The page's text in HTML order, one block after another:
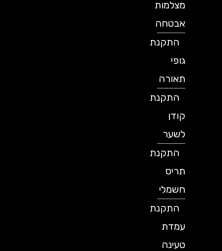
מצלמות
אבטחה
התקנת
תאורה
התקנת
לשער
התקנת
תריס
חשמלי
התקנת
עמדת
טעינה